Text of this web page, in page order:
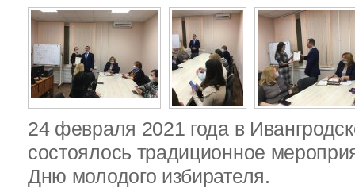
24 февраля 2021 года в
состоялось традиционное
Дню молодого избирателя.